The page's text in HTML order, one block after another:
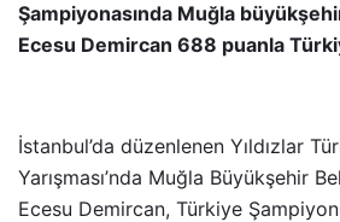
Şampiyonasında Muğla
Ecesu Demircan 688 puanla
İstanbul’da düzenlenen Yıldızlar
Yarışması’nda Muğla Büyükşehir
Ecesu Demircan, Türkiye